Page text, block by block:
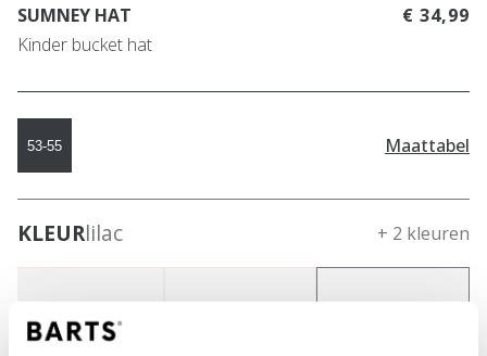
SUMNEY HAT
Kinder bucket hat
€ 34,99
53-55 Maattabel
KLEURlilac + 2 kleuren